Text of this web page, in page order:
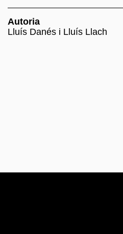
Autoria
Lluís Danés i Lluís Llach